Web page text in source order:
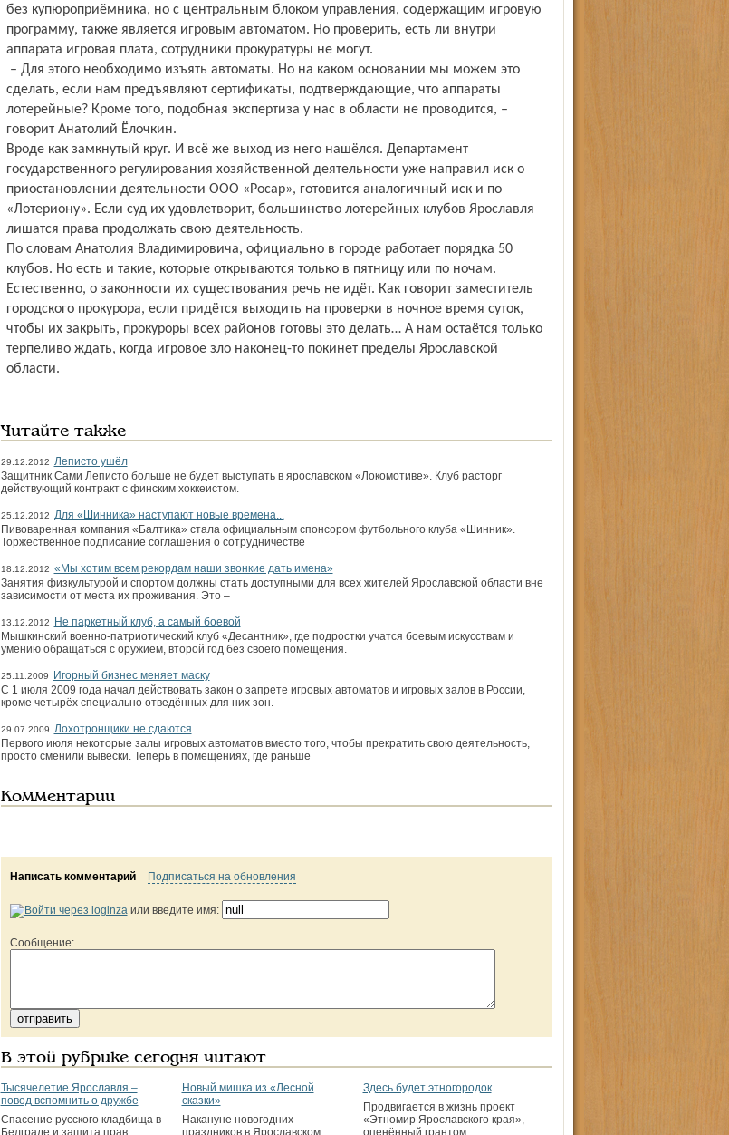
без купюроприёмника, но с центральным блоком управления, содержащим игровую
программу, также является игровым автоматом. Но проверить, есть ли внутри
аппарата игровая плата, сотрудники прокуратуры не могут.
– Для этого необходимо изъять автоматы. Но на каком основании мы можем это
сделать, если нам предъявляют сертификаты, подтверждающие, что аппараты
лотерейные? Кроме того, подобная экспертиза у нас в области не проводится, –
говорит Анатолий Ёлочкин.
Вроде как замкнутый круг. И всё же выход из него нашёлся. Департамент
государственного регулирования хозяйственной деятельности уже направил иск о
приостановлении деятельности ООО «Росар», готовится аналогичный иск и по
«Лотериону». Если суд их удовлетворит, большинство лотерейных клубов Ярославля
лишатся права продолжать свою деятельность.
По словам Анатолия Владимировича, официально в городе работает порядка 50
клубов. Но есть и такие, которые открываются только в пятницу или по ночам.
Естественно, о законности их существования речь не идёт. Как говорит заместитель
городского прокурора, если придётся выходить на проверки в ночное время суток,
чтобы их закрыть, прокуроры всех районов готовы это делать… А нам остаётся только
терпеливо ждать, когда игровое зло наконец-то покинет пределы Ярославской
области.
Читайте также
29.12.2012 Леписто ушёл
Защитник Сами Леписто больше не будет выступать в ярославском «Локомотиве». Клуб расторг
действующий контракт с финским хоккеистом.
25.12.2012 Для «Шинника» наступают новые времена...
Пивоваренная компания «Балтика» стала официальным спонсором футбольного клуба «Шинник».
Торжественное подписание соглашения о сотрудничестве
18.12.2012 «Мы хотим всем рекордам наши звонкие дать имена»
Занятия физкультурой и спортом должны стать доступными для всех жителей Ярославской области вне
зависимости от места их проживания. Это –
13.12.2012
Не паркетный клуб, а самый боевой
Мышкинский военно-патриотический клуб «Десантник», где подростки учатся боевым искусствам и
умению обращаться с оружием, второй год без своего помещения.
25.11.2009
Игорный бизнес меняет маску
С 1 июля 2009 года начал дей­ствовать закон о запрете игровых автоматов и игровых залов в России,
кроме четырёх специально отведённых для них зон.
29.07.2009 Лохотронщики не сдаются
Первого июля некоторые залы игровых автоматов вместо того, чтобы прекратить свою деятельность,
просто сменили вывески. Теперь в помещениях, где раньше
Комментарии
Написать комментарий Подписаться на обновления
или введите имя:
Сообщение:
В этой рубрике сегодня читают
Тысячелетие Ярославля –
повод вспомнить о дружбе
Спасение русского кладбища в
Белграде и защита прав
Новый мишка из «Лесной
сказки»
Накануне новогодних
праздников в Ярославском
Здесь будет этногородок
Продвигается в жизнь проект
«Этномир Ярославского края»,
оценённый грантом